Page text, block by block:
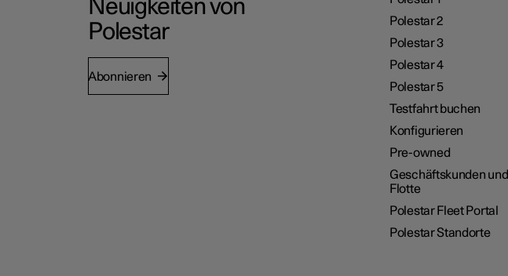
Neuigkeiten von
Polestar
Abonnieren
Polestar 2
Polestar 3
Polestar 4
Polestar 5
Testfahrt buchen
Konfigurieren
Pre-owned
Geschäftskunden und
Flotte
Polestar Fleet Portal
Polestar Standorte